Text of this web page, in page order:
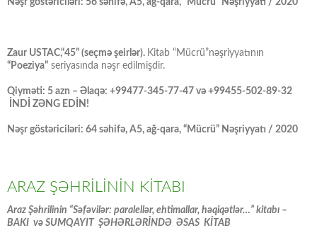
Nəşr göstəriciləri: 56 səhifə, A5, ağ-qara, “Mücrü” Nəşriyyatı / 2020
Zaur USTAC,“45” (seçmə şeirlər). Kitab “Mücrü”nəşriyyatının
“Poeziya” seriyasında nəşr edilmişdir.
Qiyməti: 5 azn – Əlaqə: +99477-345-77-47 və +99455-502-89-32
İNDİ ZƏNG EDİN!
Nəşr göstəriciləri: 64 səhifə, A5, ağ-qara, “Mücrü” Nəşriyyatı / 2020
ARAZ ŞƏHRİLİNİN KİTABI
Araz Şəhrilinin “Səfəvilər: paralellər, ehtimallar, həqiqətlər…” kitabı –
BAKI və SUMQAYIT ŞƏHƏRLƏRİNDƏ ƏSAS KİTAB